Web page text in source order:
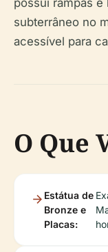
possui rampas
subterrâneo no
acessível para
O Que
Estátua de
Bronze e
Placas: